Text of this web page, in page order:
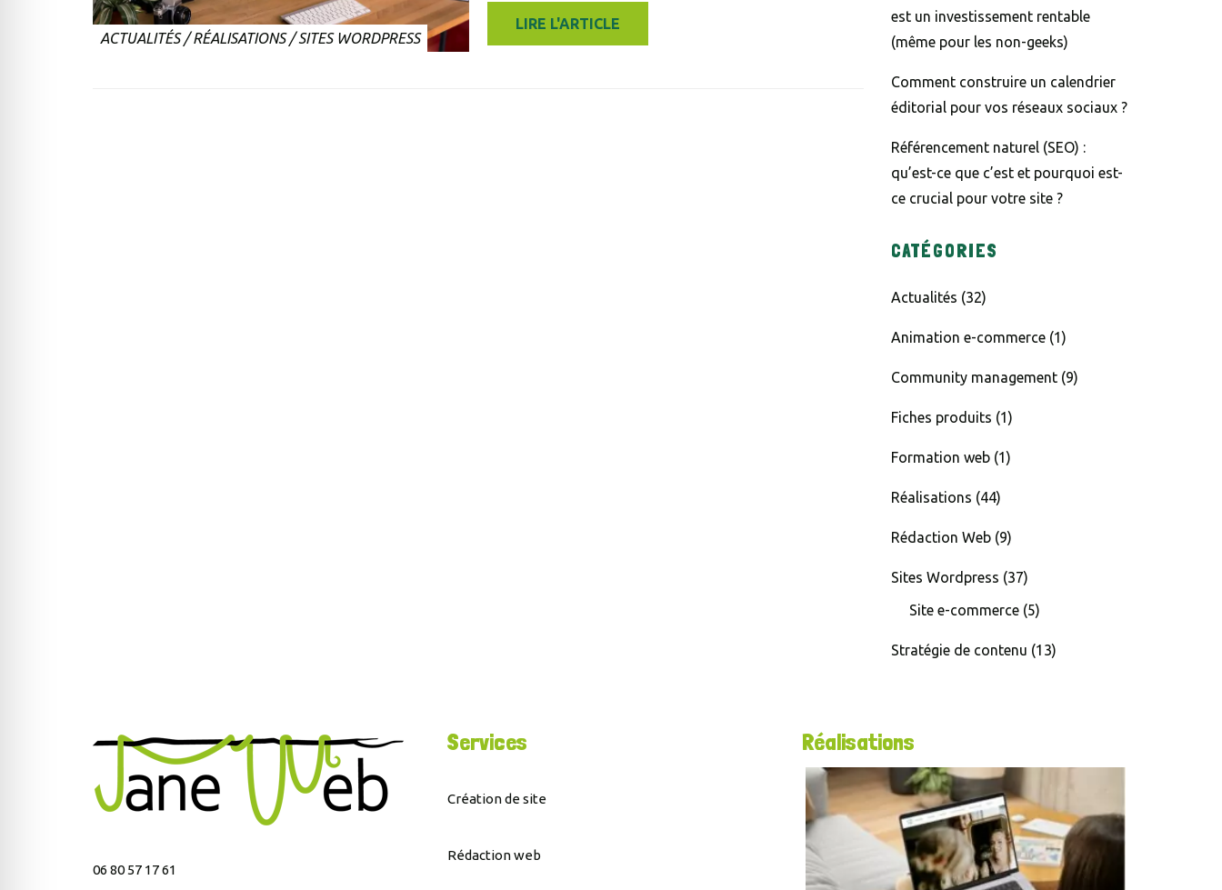
ACTUALITÉS/RÉALISATIONS/SITES WORDPRESS
LIRE L'ARTICLE
est un investissement rentable
(même pour les non-geeks)
Comment construire un calendrier
éditorial pour vos réseaux sociaux ?
Référencement naturel (SEO) :
qu’est-ce que c’est et pourquoi est-
ce crucial pour votre site ?
CATÉGORIES
Actualités (32)
Animation e-commerce(1)
Community management(9)
Fiches produits (1)
Formation web(1)
Réalisations (44)
Rédaction Web(9)
Sites Wordpress (37)
Site e-commerce(5)
Stratégie de contenu (13)
06 80 57 17 61
Services
Création de site
Rédaction web
Réalisations